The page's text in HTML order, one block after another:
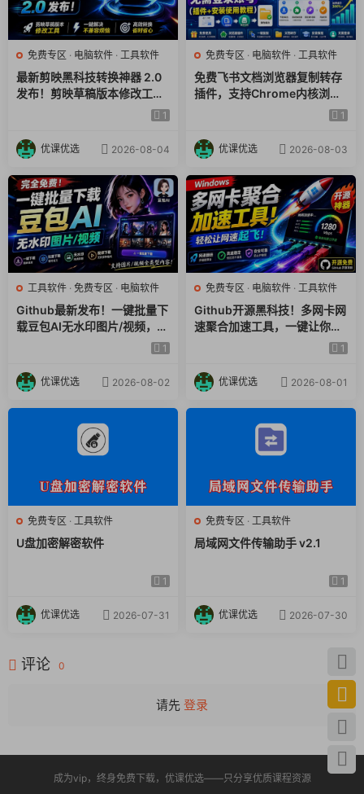
言，对国内外用户都非常友好。
缩）；② 设大小、数量和保存位置；③ 点“开始”。
不需要任何专业知识
【特别适合谁用？】
硬件评测者/发烧友：测试SSD、HDD、U盘等存储设备的
真实性能。
软件开发者/测试工程师：需要标准测试文件来验证压缩算
法、传输协议或文件处理模块。
IT运维或系统管理员 ：想评估备份软件或网络存储设备的
处理效率。
对技术好奇的普通用户：想直观了解“文件压缩”到底是怎么
回事，或者想给自己电脑的硬盘做个“压力测试”。
【你需要了解的几个点】
核心用途：这是一个
，不是日常文件管理软
件。生成的文件本身没有实际内容价值，就是用来测试
文件类型：生成的不可压缩文件扩展名通常是 .ncf ，最
大可压缩文件是
，但本质都是数据块。
版本与系统：当前为 v5.11 中文便携版，支持Windows
：除了测试，有时也用来
（比
免费专区 · 电脑软件 · 工具软件
最新剪映黑科技转换神器 2.0
发布！剪映草稿版本修改工具
，一键解决剪映草稿不兼容烦1
优课优选 2026-08-04
免费专区 · 电脑软件 · 工具软件
免费飞书文档浏览器复制转存
插件，支持Chrome内核浏览
器，无需登录账号（插件+安 1
优课优选 2026-08-03
工具软件 · 免费专区 · 电脑软件
Github最新发布！一键批量下
载豆包AI无水印图片/视频，简
单易用，自动解析提示词，do
1
优课优选 2026-08-02
免费专区 · 电脑软件 · 工具软件
Github开源黑科技！多网卡网
速聚合加速工具，一键让你的
电脑网速起飞，这感觉也太爽1
优课优选 2026-08-01
免费专区 · 工具软件
U盘加密解密软件
1
优课优选 2026-07-31
免费专区 · 工具软件
局域网文件传输助手 v2.1
1
优课优选 2026-07-30
评论 0
请先 登录
成为vip，终身免费下载，优课优选——只分享优质课程资源